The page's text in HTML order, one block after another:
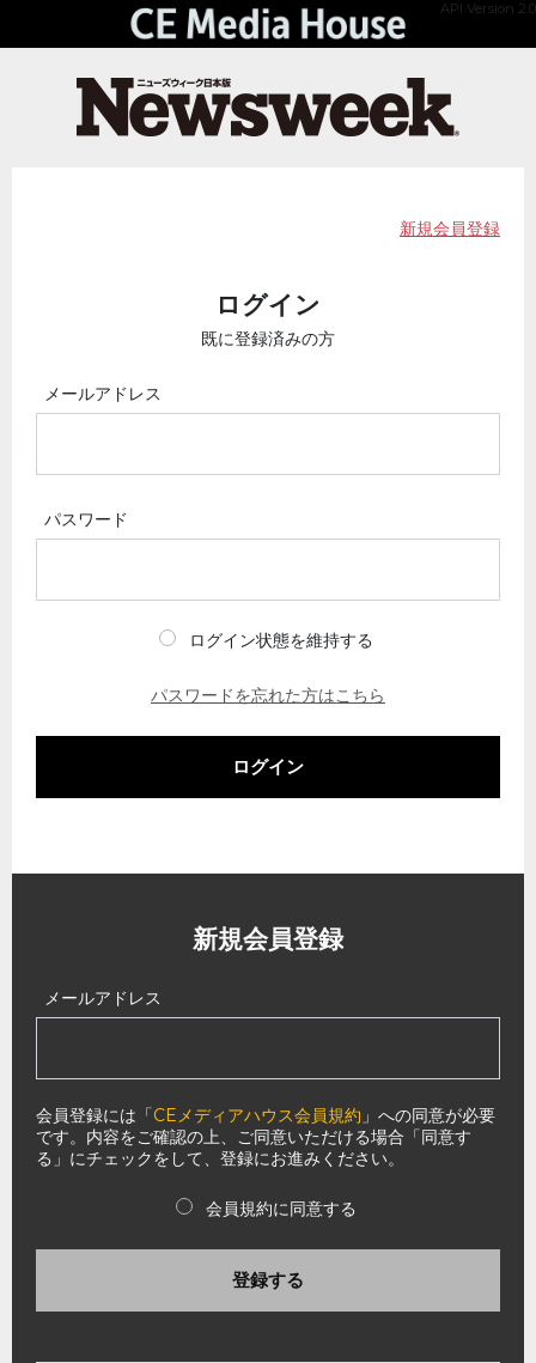
API Version 2.0
新規会員登録
ログイン
既に登録済みの方
メールアドレス
パスワード
ログイン状態を維持する
パスワードを忘れた方はこちら
ログイン
新規会員登録
メールアドレス
会員登録には「CEメディアハウス会員規約 」への同意が必要
です。内容をご確認の上、ご同意いただける場合「同意す
る」にチェックをして、登録にお進みください。
会員規約に同意する
登録する